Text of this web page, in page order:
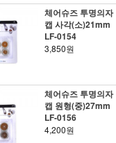
체어슈즈 투명의자
캡 사각(소)21mm
LF-0154
3,850원
체어슈즈 투명의자
캡 원형(중)27mm
LF-0156
4,200원